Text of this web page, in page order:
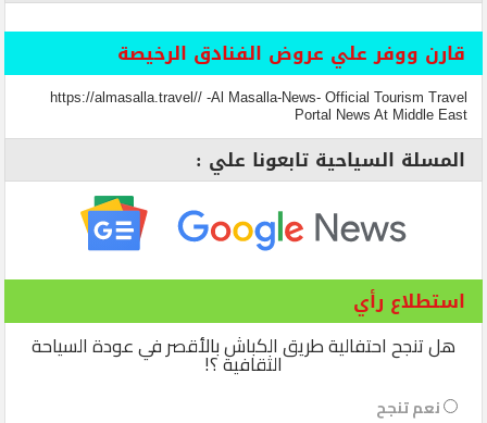
قارن ووفر علي عروض الفنادق الرخيصة
https://almasalla.travel// -Al Masalla-News- Official Tourism Travel
Portal News At Middle East
المسلة السياحية تابعونا علي :
استطلاع رأي
هل تنجح احتفالية طريق الكباش بالأقصر في عودة السياحة
الثقافية ؟!
نعم تنجح